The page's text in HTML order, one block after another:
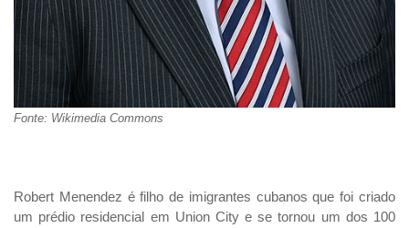
Fonte: Wikimedia Commons
Robert Menendez é filho de imigrantes cubanos que foi criado
um prédio residencial em Union City e se tornou um dos 100